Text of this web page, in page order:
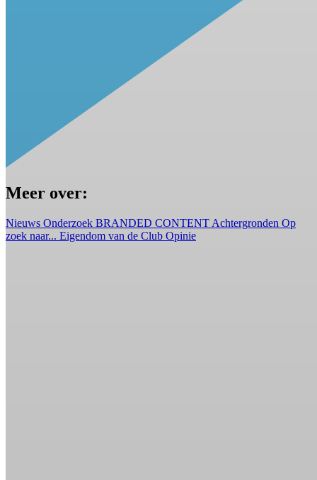
Meer over:
Nieuws Onderzoek BRANDED CONTENT Achtergronden Op
zoek naar... Eigendom van de Club Opinie